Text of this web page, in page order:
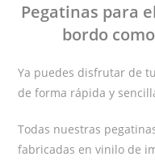
Pegatinas para
bordo
Ya puedes disfrutar de
de forma rápida y
Todas nuestras
fabricadas en vinilo de